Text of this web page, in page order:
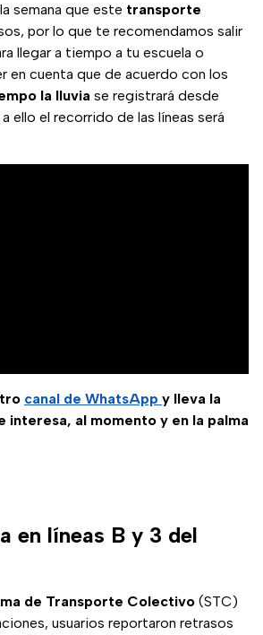
semana que este transporte
por lo que te recomendamos salir
llegar a tiempo a tu escuela o
en cuenta que de acuerdo con los
la lluvia se registrará desde
ello el recorrido de las líneas será
canal de WhatsApp y lleva la
interesa, al momento y en la palma
en líneas B y 3 del
de Transporte Colectivo (STC)
usuarios reportaron retrasos